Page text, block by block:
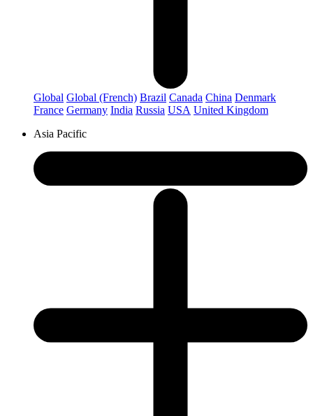
Global Global (French) Brazil Canada China Denmark
France Germany India Russia USA United Kingdom
Asia Pacific